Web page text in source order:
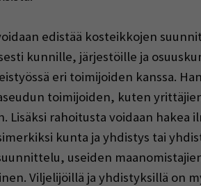
edistää kosteikkojen
kunnille, järjestöille ja
eri toimijoiden kanssa.
toimijoiden, kuten
Lisäksi rahoitusta voidaan
kunta ja yhdistys tai
useiden
Viljelijöillä ja yhdistyksillä on